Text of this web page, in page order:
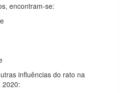
encontram-se:
influências do rato na
2020: